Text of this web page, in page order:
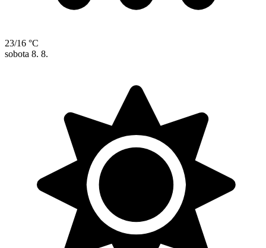
23/16 °C
sobota 8. 8.